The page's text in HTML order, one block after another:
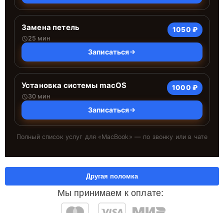
Замена петель
25 мин
1050 ₽
Записаться
Установка системы macOS
30 мин
1000 ₽
Записаться
Полный список услуг для «MacBook » — по звонку или в чате
Мы принимаем к оплате:
Другая поломка